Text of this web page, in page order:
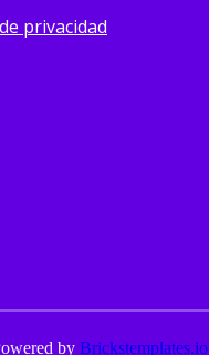
privacidad
by Brickstemplates.io